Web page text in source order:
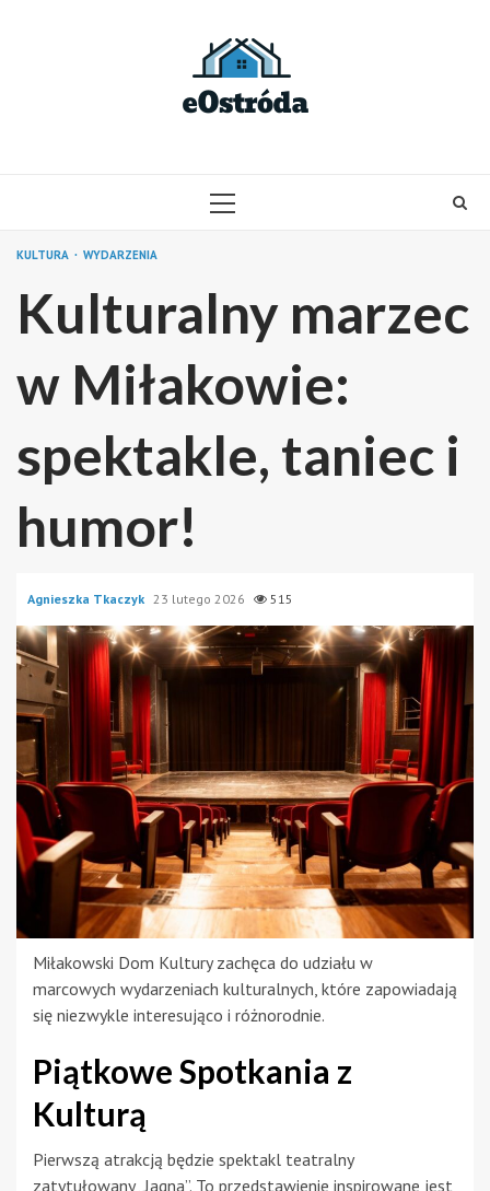
PRIMARY
KULTURA WYDARZENIA
Kulturalny marzec
w Miłakowie:
spektakle, taniec i
humor!
Agnieszka Tkaczyk 23 lutego 2026 515
Miłakowski Dom Kultury zachęca do udziału w
marcowych wydarzeniach kulturalnych, które zapowiadają
się niezwykle interesująco i różnorodnie.
Piątkowe Spotkania z
Kulturą
Pierwszą atrakcją będzie spektakl teatralny
zatytułowany „Jagna”. To przedstawienie inspirowane jest